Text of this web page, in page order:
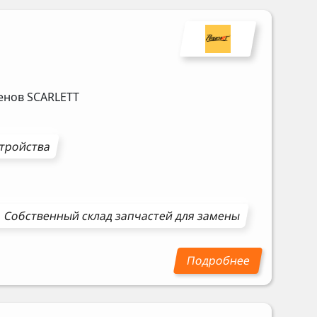
SCARLETT
Собственный склад запчастей для замены